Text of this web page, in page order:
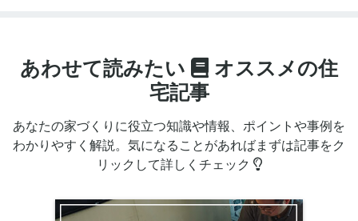
あわせて読みたい
オススメの住
宅記事
あなたの家づくりに役立つ知識や情報、ポイントや事例を
わかりやすく解説。気になることがあればまずは記事をク
リックして詳しくチェック